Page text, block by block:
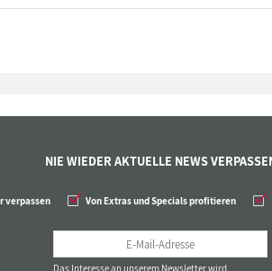
NIE WIEDER AKTUELLE NEWS
verpassen Von Extras und Specials profitieren